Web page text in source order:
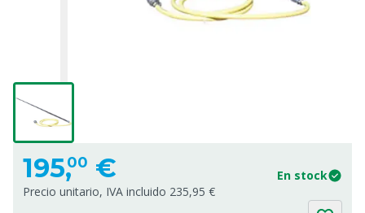
195,00 €
En stock
Precio unitario, IVA incluido 235,95 €